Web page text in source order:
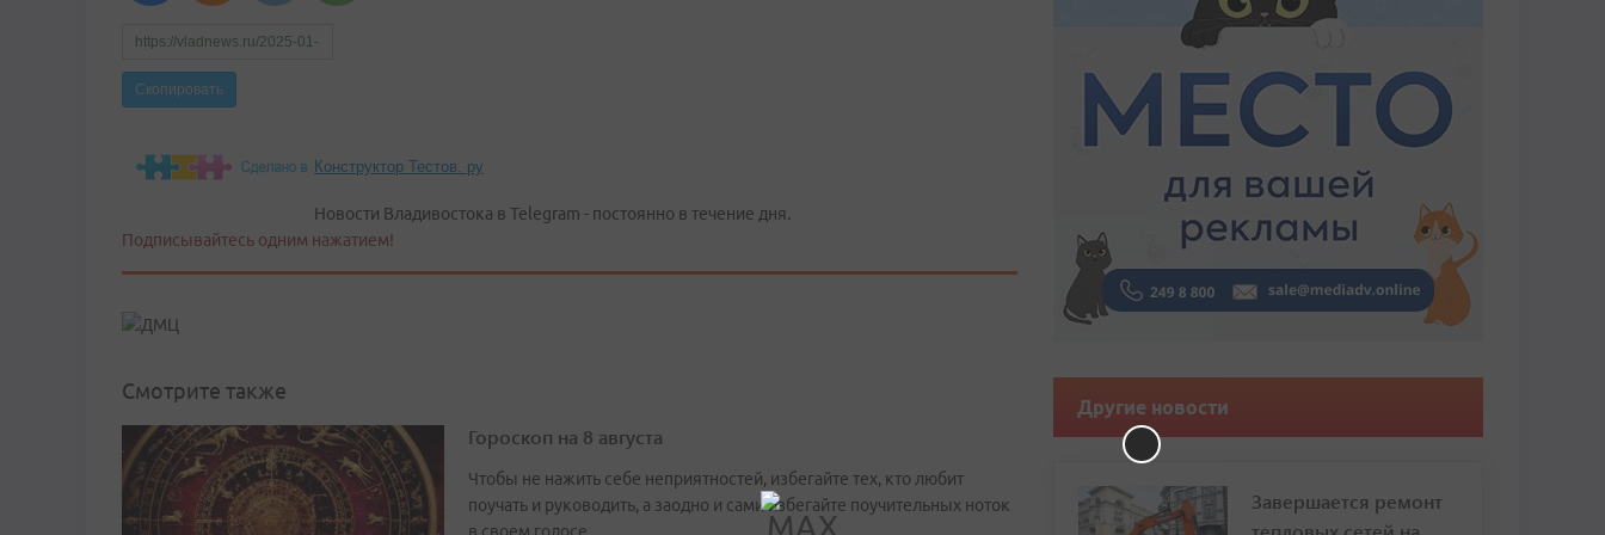
Конструктор Тестов. ру
Новости Владивостока в Telegram - постоянно в течение дня.
Подписывайтесь одним нажатием!
Смотрите также
Гороскоп на 8 августа
Чтобы не нажить себе неприятностей, избегайте тех, кто любит
поучать и руководить, а заодно и сами избегайте поучительных ноток
Другие новости
Завершается ремонт